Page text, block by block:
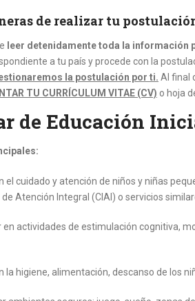
de realizar tu
leer detenidamente toda la información
a tu país y procede con la
la postulación por ti. Al final
TU CURRÍCULUM VITAE (CV) o hoja
de Educación
el cuidado y atención de niños y niñas
Atención Integral (CIAI) o servicios
en actividades de estimulación cognitiva,
la higiene, alimentación, descanso de los